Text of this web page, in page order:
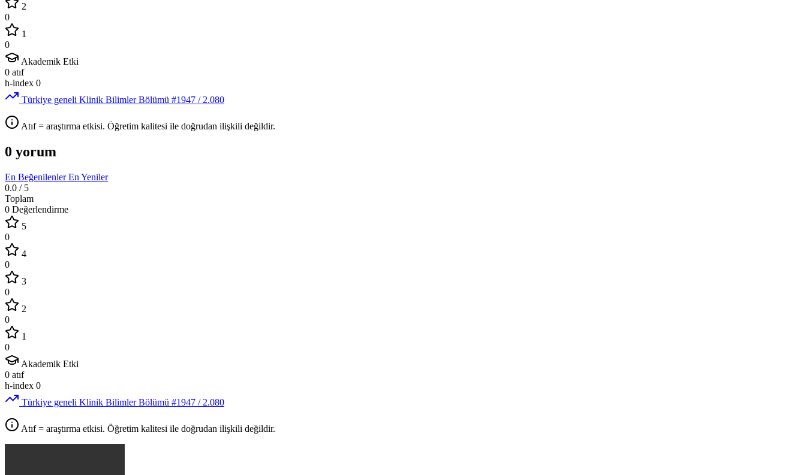
2
0
1
0
Akademik Etki
0 atıf
h-index 0
Türkiye geneli Klinik Bilimler Bölümü #1947 / 2.080
Atıf = araştırma etkisi. Öğretim kalitesi ile doğrudan ilişkili değildir.
0 yorum
En BeğenilenlerEn Yeniler
0.0 / 5
Toplam
0 Değerlendirme
5
0
4
0
3
0
2
0
1
0
Akademik Etki
0 atıf
h-index 0
Türkiye geneli Klinik Bilimler Bölümü #1947 / 2.080
Atıf = araştırma etkisi. Öğretim kalitesi ile doğrudan ilişkili değildir.